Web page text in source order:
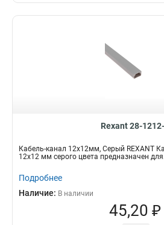
Rexant 28-
Кабель-канал 12х12мм, Серый REXANT
12х12 мм серого цвета предназначен
Подробнее
Наличие: В наличии
45,20 ₽